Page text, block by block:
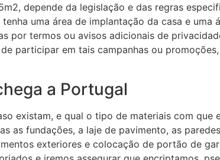
depende da legislação e das regras
uma área de implantação da casa e uma
por termos ou avisos adicionais de
participar em tais campanhas ou
a Portugal
existam, e qual o tipo de materiais com que
as fundações, a laje de pavimento, as
exteriores e colocação de portão de